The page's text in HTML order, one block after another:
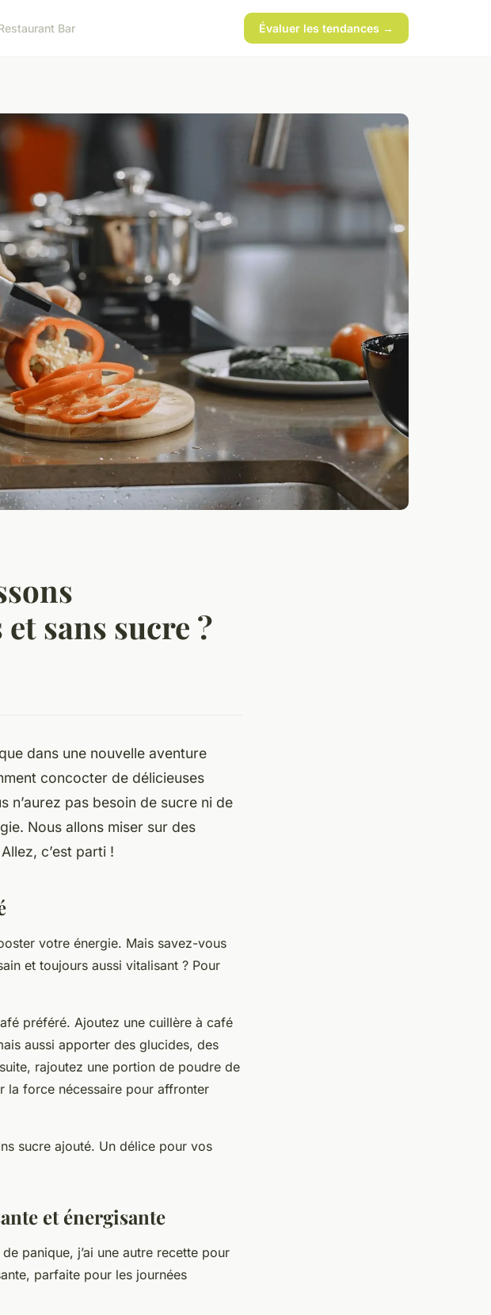
Bar Évaluer les tendances →
sans sucre ?
dans une nouvelle aventure
concocter de délicieuses
n’aurez pas besoin de sucre ni de
Nous allons miser sur des
c’est parti !
votre énergie. Mais savez-vous
et toujours aussi vitalisant ? Pour
préféré. Ajoutez une cuillère à café
aussi apporter des glucides, des
rajoutez une portion de poudre de
la force nécessaire pour affronter
sucre ajouté. Un délice pour vos
et énergisante
panique, j’ai une autre recette pour
parfaite pour les journées